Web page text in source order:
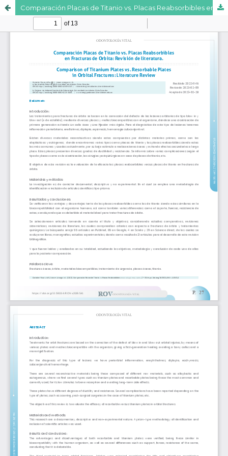
Comparación Placas de Titanio vs. Placas Reabsorbibles en Fracturas de Orbita: Revisión de Literatura